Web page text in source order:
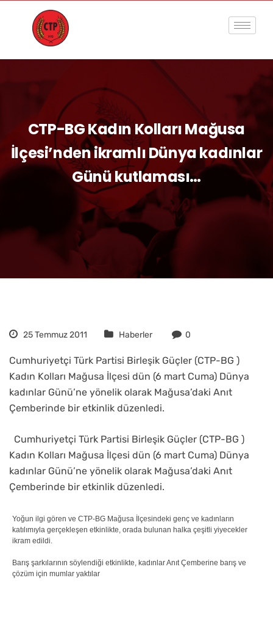
CTP-BG Kadın Kolları Mağusa
İlçesi’nden ikramlı Dünya kadınlar
Günü kutlaması…
25 Temmuz 2011 Haberler 0
Cumhuriyetçi Türk Partisi Birleşik Güçler (CTP-BG )
Kadın Kolları Mağusa İlçesi dün (6 mart Cuma) Dünya
kadınlar Günü’ne yönelik olarak Mağusa’daki Anıt
Çemberinde bir etkinlik düzenledi.
Cumhuriyetçi Türk Partisi Birleşik Güçler (CTP-BG )
Kadın Kolları Mağusa İlçesi dün (6 mart Cuma) Dünya
kadınlar Günü’ne yönelik olarak Mağusa’daki Anıt
Çemberinde bir etkinlik düzenledi.
Yoğun ilgi gören ve CTP-BG Mağusa İlçesindeki genç ve kadınların
katılımıyla gerçekleşen etkinlikte, orada bulunan halka çeşitli yiyecekler
ikram edildi.
Barış şarkılarının söylendiği etkinlikte, kadınlar Anıt Çemberine barış ve
çözüm için mumlar yaktılar